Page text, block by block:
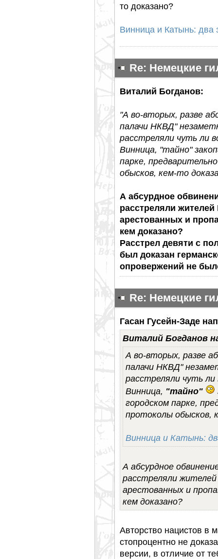
то доказано?
Винница и Катынь:
Re: Немецкие
Виталий Богданов:
"А во-вторых, разве
палачи НКВД"
расстреляли чуть ли
Винница, "тайно"
парке,
обысков, кем-то
А абсурдное
расстреляли
арестованных и
кем доказано?
Расстрел девяти с
был доказан
опровержений не
Re: Немецкие
Гасан Гусейн-Заде
Виталий Богданов
А во-вторых, разве
палачи НКВД"
расстреляли чуть ли
Винница, "тайно"
городском парке,
протоколы обысков,
Винница и Катынь:
А абсурдное
расстреляли
арестованных и
кем доказано?
Авторство нацистов в
стопроцентно не
версии, в отличие от